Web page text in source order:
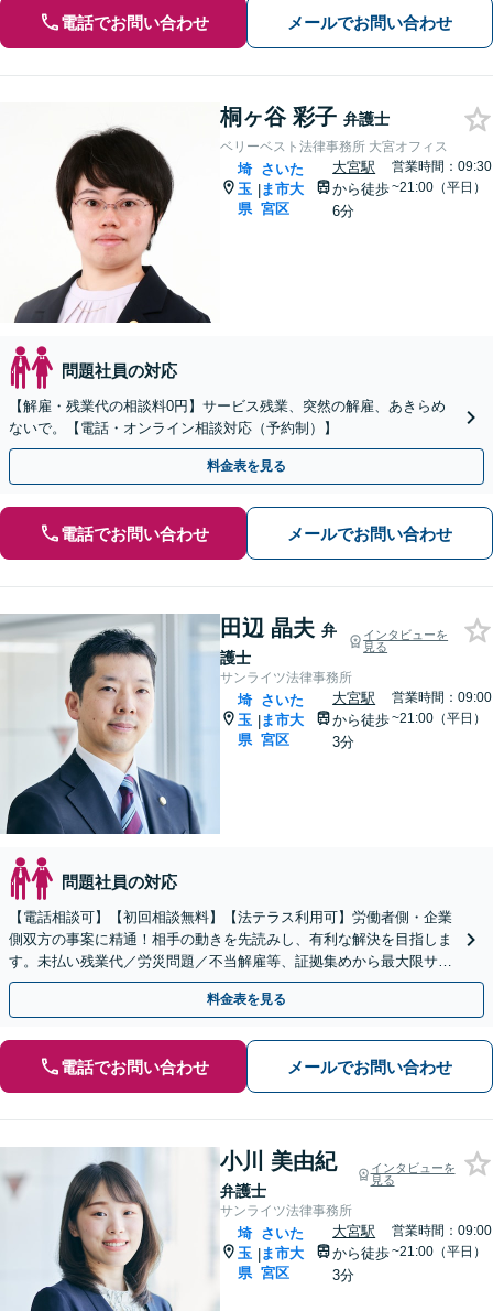
電話でお問い合わせ メールでお問い合わせ
桐ヶ谷 彩子 弁護士
ベリーベスト法律事務所 大宮オフィス
埼
玉
県
|
さいた
ま市大
宮区
大宮駅
から徒歩
6分
営業時間：09:30
~21:00（平日）
問題社員の対応
【解雇・残業代の相談料0円】サービス残業、突然の解雇、あきらめ
ないで。【電話・オンライン相談対応（予約制）】
料金表を見る
電話でお問い合わせ メールでお問い合わせ
田辺 晶夫 弁
護士
インタビューを
見る
サンライツ法律事務所
埼
玉
県
|
さいた
ま市大
宮区
大宮駅
から徒歩
3分
営業時間：09:00
~21:00（平日）
問題社員の対応
【電話相談可】【初回相談無料】【法テラス利用可】労働者側・企業
側双方の事案に精通！相手の動きを先読みし、有利な解決を目指しま
す。未払い残業代／労災問題／不当解雇等、証拠集めから最大限サポ
ート。企業側のご相談もお任せ【完全個室】【大宮駅3分】
料金表を見る
電話でお問い合わせ メールでお問い合わせ
小川 美由紀
弁護士
インタビューを
見る
サンライツ法律事務所
埼
玉
県
|
さいた
ま市大
宮区
大宮駅
から徒歩
3分
営業時間：09:00
~21:00（平日）